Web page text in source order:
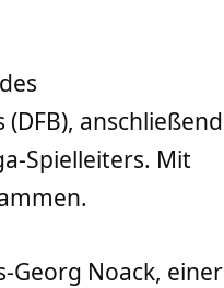
anschließend
Spielleiters. Mit
Georg Noack, einer